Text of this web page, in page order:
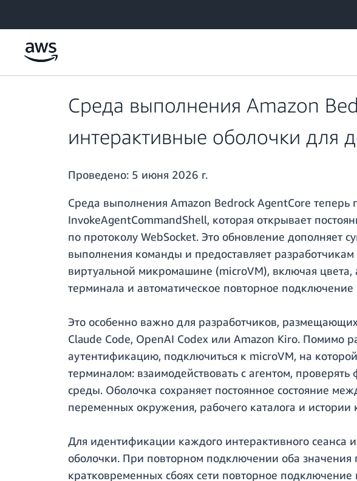
Среда выполнения Amazon
интерактивные оболочки для
Проведено: 5 июня 2026 г.
Среда выполнения Amazon Bedrock AgentCore
InvokeAgentCommandShell, которая открывает
по протоколу WebSocket. Это обновление
выполнения команды и предоставляет
виртуальной микромашине (microVM), включая
терминала и автоматическое повторное подключение
Это особенно важно для разработчиков,
Claude Code, OpenAI Codex или Amazon Kiro. Помимо
аутентификацию, подключиться к microVM, на
терминалом: взаимодействовать с агентом,
среды. Оболочка сохраняет постоянное состояние
переменных окружения, рабочего каталога и истории
Для идентификации каждого интерактивного сеанса
оболочки. При повторном подключении оба
кратковременных сбоях сети повторное